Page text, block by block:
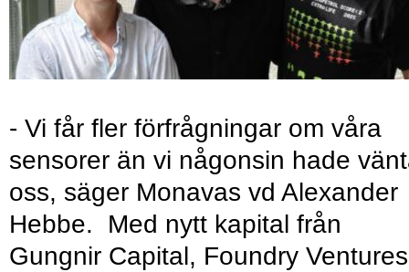
- Vi får fler förfrågningar om våra
sensorer än vi någonsin hade
oss, säger Monavas vd Alexander
Hebbe. Med nytt kapital från
Gungnir Capital, Foundry Ventures